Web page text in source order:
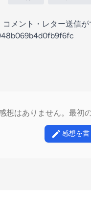
メント・レター送信が
想はありません。最初
感想を書